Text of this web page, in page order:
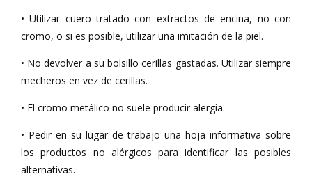
• Utilizar cuero tratado con extractos de encina, no con
cromo, o si es posible, utilizar una imitación de la piel.
• No devolver a su bolsillo cerillas gastadas. Utilizar siempre
mecheros en vez de cerillas.
• El cromo metálico no suele producir alergia.
• Pedir en su lugar de trabajo una hoja informativa sobre
los productos no alérgicos para identificar las posibles
alternativas.